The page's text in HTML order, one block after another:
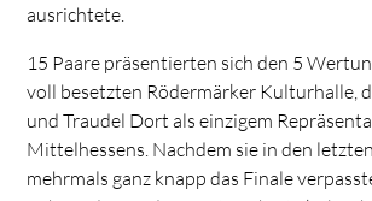
ausrichtete.
15 Paare präsentierten sich den 5
voll besetzten Rödermärker Kulturhalle,
und Traudel Dort als einzigem
Mittelhessens. Nachdem sie in den
mehrmals ganz knapp das Finale